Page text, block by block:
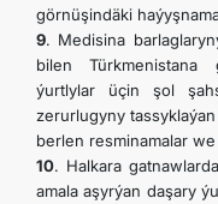
görnüşindäki
9. Medisina
bilen Türkmenistana
ýurtlylar üçin şol
zerurlugyny
berlen resminamalar
10. Halkara
amala aşyrýan daşary